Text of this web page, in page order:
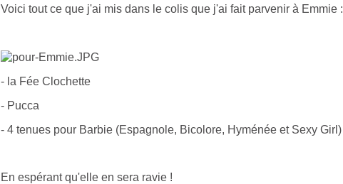
Voici tout ce que j'ai mis dans le colis que j'ai fait parvenir à Emmie :
- la Fée Clochette
- Pucca
- 4 tenues pour Barbie (Espagnole, Bicolore, Hyménée et Sexy Girl)
En espérant qu'elle en sera ravie !